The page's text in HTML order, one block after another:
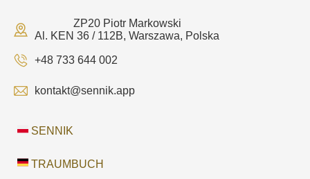
ZP20 Piotr Markowski
Al. KEN 36 / 112B, Warszawa, Polska
+48 733 644 002
kontakt@sennik.app
SENNIK
TRAUMBUCH